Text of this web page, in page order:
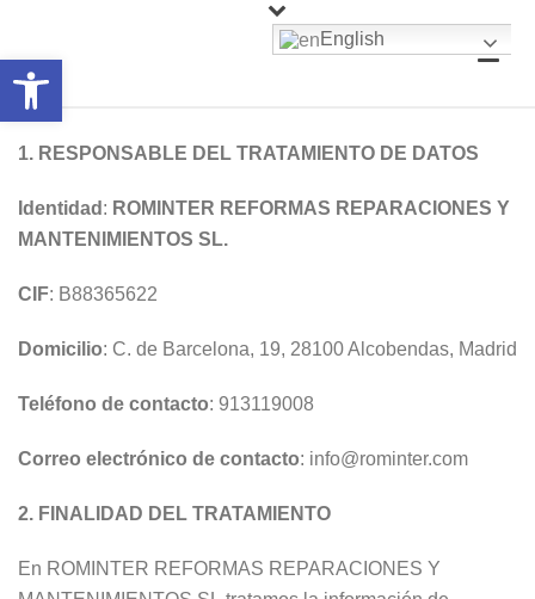
1. RESPONSABLE DEL TRATAMIENTO DE DATOS
Identidad : ROMINTER REFORMAS REPARACIONES Y
MANTENIMIENTOS SL.
CIF: B88365622
Domicilio: C. de Barcelona, 19, 28100 Alcobendas, Madrid
Teléfono de contacto: 913119008
Correo electrónico de contacto: info@rominter.com
2. FINALIDAD DEL TRATAMIENTO
En ROMINTER REFORMAS REPARACIONES Y
English
Abrir barra de herramientas